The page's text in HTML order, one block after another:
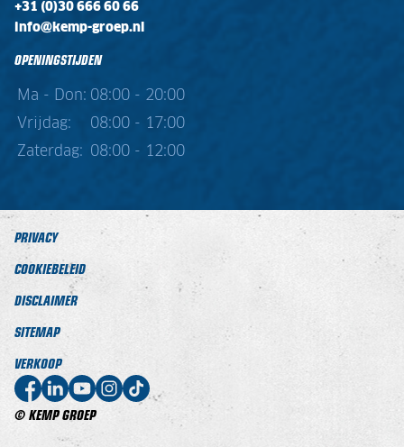
+31 (0)30 666 60 66
info@kemp-groep.nl
OPENINGSTIJDEN
Ma - Don: 08:00 - 20:00
Vrijdag:
08:00 - 17:00
Zaterdag:
08:00 - 12:00
© KEMP GROEP
PRIVACY
COOKIEBELEID
DISCLAIMER
SITEMAP
VERKOOP